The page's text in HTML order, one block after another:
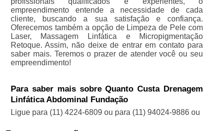
empreendimento entende a necessidade de cada
cliente, buscando a sua satisfação e confiança.
Oferecemos também a opção de Limpeza de Pele com
Laser, Massagem Linfática e Micropigmentação
Retoque. Assim, não deixe de entrar em contato para
saber mais. Teremos o prazer de atender você ou seu
empreendimento!
Para saber mais sobre Quanto Custa Drenagem
Linfática Abdominal Fundação
Ligue para (11) 4224-6809 ou para (11) 94024-9886ou